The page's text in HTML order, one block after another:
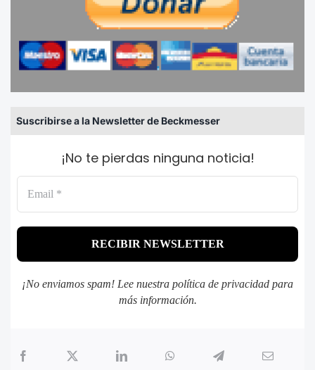
Suscribirse a la Newsletter de Beckmesser
¡No te pierdas ninguna noticia!
¡No enviamos spam! Lee nuestra política de privacidad para
más información.